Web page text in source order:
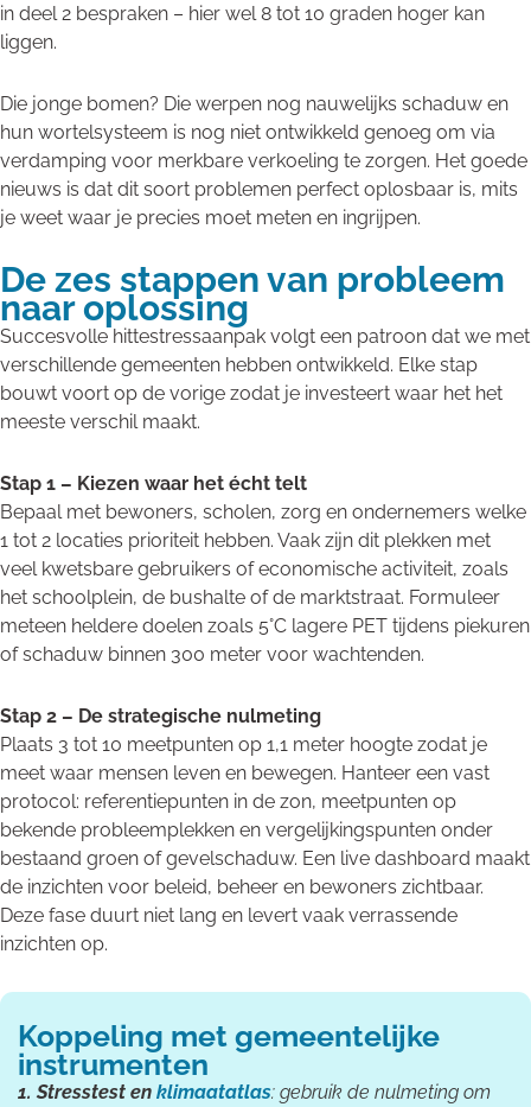
in deel 2 bespraken – hier wel 8 tot 10 graden hoger kan
liggen.
Die jonge bomen? Die werpen nog nauwelijks schaduw en
hun wortelsysteem is nog niet ontwikkeld genoeg om via
verdamping voor merkbare verkoeling te zorgen. Het goede
nieuws is dat dit soort problemen perfect oplosbaar is, mits
je weet waar je precies moet meten en ingrijpen.
De zes stappen van probleem
naar oplossing
Succesvolle hittestressaanpak volgt een patroon dat we met
verschillende gemeenten hebben ontwikkeld. Elke stap
bouwt voort op de vorige zodat je investeert waar het het
meeste verschil maakt.
Stap 1 – Kiezen waar het écht telt
Bepaal met bewoners, scholen, zorg en ondernemers welke
1 tot 2 locaties prioriteit hebben. Vaak zijn dit plekken met
veel kwetsbare gebruikers of economische activiteit, zoals
het schoolplein, de bushalte of de marktstraat. Formuleer
meteen heldere doelen zoals 5°C lagere PET tijdens piekuren
of schaduw binnen 300 meter voor wachtenden.
Stap 2 – De strategische nulmeting
Plaats 3 tot 10 meetpunten op 1,1 meter hoogte zodat je
meet waar mensen leven en bewegen. Hanteer een vast
protocol: referentiepunten in de zon, meetpunten op
bekende probleemplekken en vergelijkingspunten onder
bestaand groen of gevelschaduw. Een live dashboard maakt
de inzichten voor beleid, beheer en bewoners zichtbaar.
Deze fase duurt niet lang en levert vaak verrassende
inzichten op.
Koppeling met gemeentelijke
instrumenten
1. Stresstest en klimaatatlas: gebruik de nulmeting om